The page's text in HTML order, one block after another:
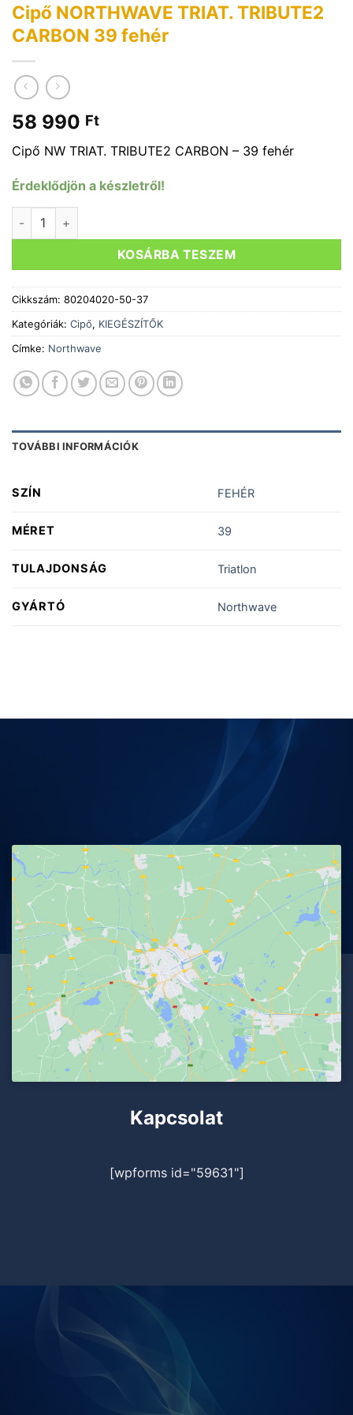
Cipő NORTHWAVE TRIAT. TRIBUTE2
CARBON 39 fehér
58 990 Ft
Cipő NW TRIAT. TRIBUTE2 CARBON – 39 fehér
Érdeklődjön a készletről!
Cipő NORTHWAVE TRIAT. TRIBUTE2 CARBON 39 fehér
KOSÁRBA TESZEM
Cikkszám: 80204020-50-37
Kategóriák: Cipő, KIEGÉSZÍTŐK
Címke: Northwave
TOVÁBBI INFORMÁCIÓK
SZÍN FEHÉR
MÉRET 39
TULAJDONSÁG Triatlon
GYÁRTÓ Northwave
Kapcsolat
[wpforms id="59631"]